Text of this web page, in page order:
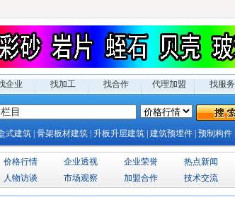
企业 找加工 找合作 代理加盟 找服务
式建筑 骨架板材建筑 升板升层建筑 建筑预埋件 预制构件
价格行情 企业透视 企业荣誉 热点新闻
人物访谈 市场观察 加盟合作 技术交流